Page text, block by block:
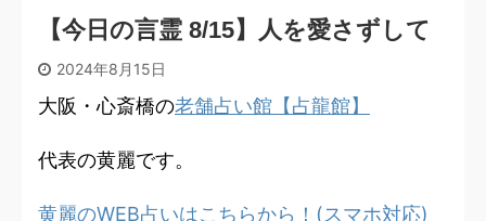
【今日の言霊 8/15】人を愛さずして
2024年8月15日
大阪・心斎橋の老舗占い館【占龍館】
代表の黄麗です。
黄麗のWEB占いはこちらから！(スマホ対応)